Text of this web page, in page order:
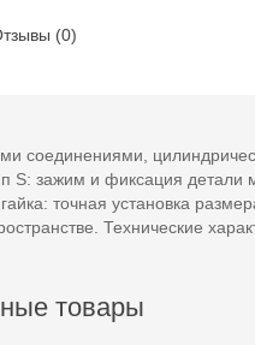
(0)
соединениями,
S: зажим и фиксация детали
точная установка
Технические
товары